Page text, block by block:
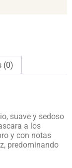
(0)
suave y sedoso
a los
y con notas
predominando